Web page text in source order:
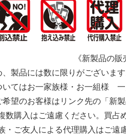
《新製品の販
製品には数に限りがございま
いてはお一家族様・お一組様 一
望のお客様はリンク先の「新
数購入はご遠慮ください。買占
・ご友人による代理購入はご遠